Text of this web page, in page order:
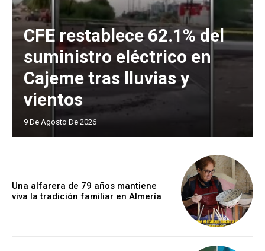
CFE restablece 62.1% del
suministro eléctrico en
Cajeme tras lluvias y
vientos
9 De Agosto De 2026
Una alfarera de 79 años mantiene
viva la tradición familiar en Almería